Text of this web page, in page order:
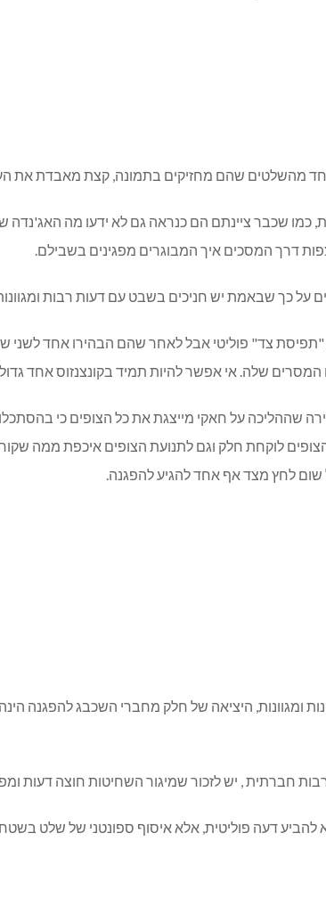
מהשלטים שהם מחזיקים בתמונה, קצת מאבדת את
כמו שכבר ציינתם הם כנראה גם לא ידעו מה
דרך המסכים איך המבוגרים מפגינים בשבילם.
על כך שבאמת יש חניכים בשבט עם דעות רבות
"תפיסת צד" פוליטי אבל לאחר שהם הבהירו אחד
שלה. אי אפשר להיות תמיד בקונצנזוס אחד גדול
שההליכה על חאקי מייצגת את כל הצופים כי
לוקחת חלק וגם לתנועת הצופים איכפת ממה
לחץ מצד אף אחד להגיע להפגנה.
ומגוונות, היציאה של חלק מחברי השכבג להפגנה
חברתית , יש לזכור שמיגור השחיטות חוצה דעות
דעה פוליטית, אלא איסוף ספונטני של שלט בשטח